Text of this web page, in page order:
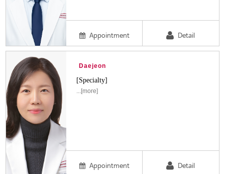
Appointment Detail
Daejeon
[Specialty]
...[more]
Appointment Detail